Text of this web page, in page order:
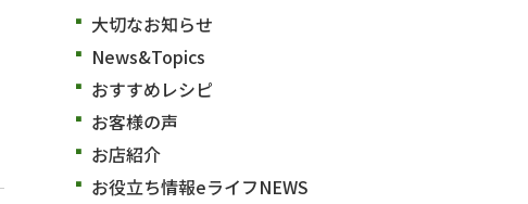
大切なお知らせ
News&Topics
おすすめレシピ
お客様の声
お店紹介
お役立ち情報eライフNEWS